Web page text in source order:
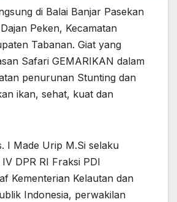
di Balai Banjar Pasekan
Peken, Kecamatan
Tabanan. Giat yang
Safari GEMARIKAN dalam
penurunan Stunting dan
ikan, sehat, kuat dan
I Made Urip M.Si selaku
DPR RI Fraksi PDI
Kementerian Kelautan dan
Indonesia, perwakilan